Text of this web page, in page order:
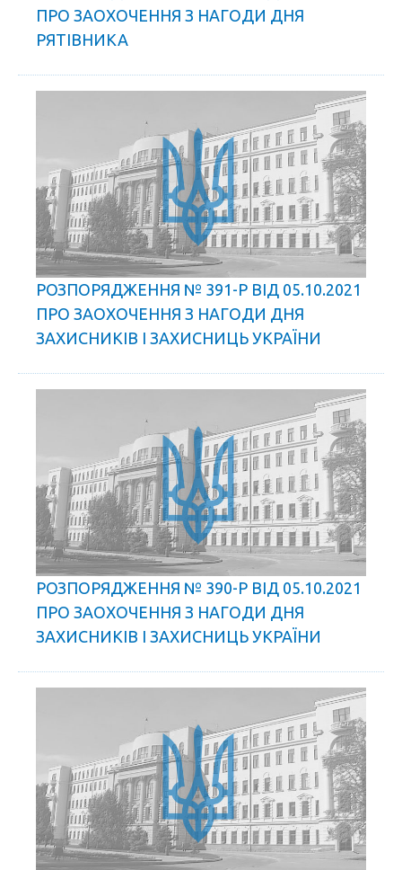
ПРО ЗАОХОЧЕННЯ З НАГОДИ ДНЯ
РЯТІВНИКА
РОЗПОРЯДЖЕННЯ № 391-Р ВІД 05.10.2021
ПРО ЗАОХОЧЕННЯ З НАГОДИ ДНЯ
ЗАХИСНИКІВ І ЗАХИСНИЦЬ УКРАЇНИ
РОЗПОРЯДЖЕННЯ № 390-Р ВІД 05.10.2021
ПРО ЗАОХОЧЕННЯ З НАГОДИ ДНЯ
ЗАХИСНИКІВ І ЗАХИСНИЦЬ УКРАЇНИ